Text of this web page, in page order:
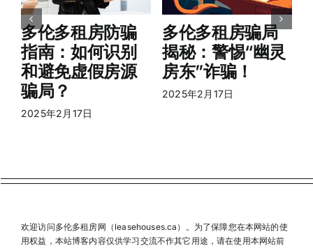
多伦多租房防骗
指南：如何识别
和避免虚假房源
骗局？
2025年2月17日
多伦多租房骗局
揭秘：警惕“幽灵
房东”诈骗！
2025年2月17日
欢迎访问多伦多租房网（leasehouses.ca）。为了保障您在本网站的使
用权益，本站博客内容仅供学习交流不作其它用途，请在使用本网站前